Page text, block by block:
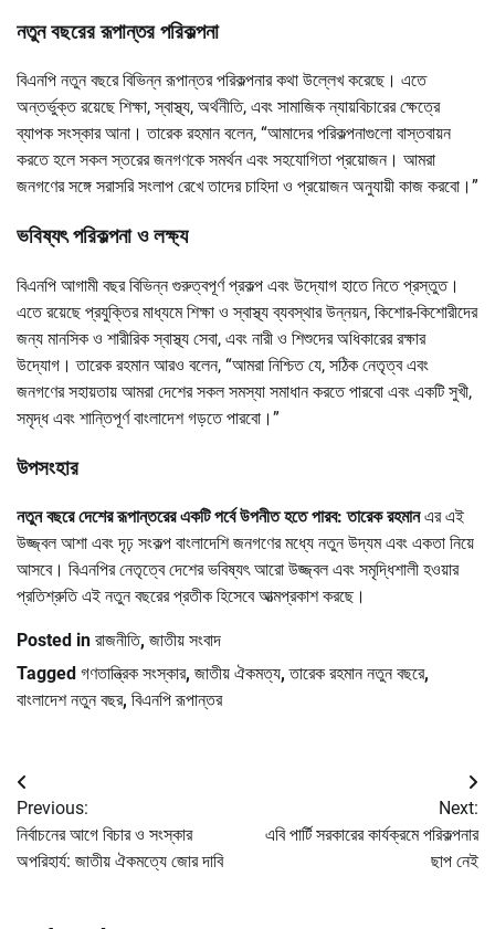
নতুন বছরের রূপান্তর পরিকল্পনা
বিএনপি নতুন বছরে বিভিন্ন রূপান্তর পরিকল্পনার কথা উল্লেখ করেছে। এতে
অন্তর্ভুক্ত রয়েছে শিক্ষা, স্বাস্থ্য, অর্থনীতি, এবং সামাজিক ন্যায়বিচারের ক্ষেত্রে
ব্যাপক সংস্কার আনা। তারেক রহমান বলেন, “আমাদের পরিকল্পনাগুলো বাস্তবায়ন
করতে হলে সকল স্তরের জনগণকে সমর্থন এবং সহযোগিতা প্রয়োজন। আমরা
জনগণের সঙ্গে সরাসরি সংলাপ রেখে তাদের চাহিদা ও প্রয়োজন অনুযায়ী কাজ করবো।”
ভবিষ্যৎ পরিকল্পনা ও লক্ষ্য
বিএনপি আগামী বছর বিভিন্ন গুরুত্বপূর্ণ প্রকল্প এবং উদ্যোগ হাতে নিতে প্রস্তুত।
এতে রয়েছে প্রযুক্তির মাধ্যমে শিক্ষা ও স্বাস্থ্য ব্যবস্থার উন্নয়ন, কিশোর-কিশোরীদের
জন্য মানসিক ও শারীরিক স্বাস্থ্য সেবা, এবং নারী ও শিশুদের অধিকারের রক্ষার
উদ্যোগ। তারেক রহমান আরও বলেন, “আমরা নিশ্চিত যে, সঠিক নেতৃত্ব এবং
জনগণের সহায়তায় আমরা দেশের সকল সমস্যা সমাধান করতে পারবো এবং একটি সুখী,
সমৃদ্ধ এবং শান্তিপূর্ণ বাংলাদেশ গড়তে পারবো।”
উপসংহার
নতুন বছরে দেশের রূপান্তরের একটি পর্বে উপনীত হতে পারব: তারেক রহমানএর এই
উজ্জ্বল আশা এবং দৃঢ় সংকল্প বাংলাদেশি জনগণের মধ্যে নতুন উদ্যম এবং একতা নিয়ে
আসবে। বিএনপির নেতৃত্বে দেশের ভবিষ্যৎ আরো উজ্জ্বল এবং সমৃদ্ধিশালী হওয়ার
প্রতিশ্রুতি এই নতুন বছরের প্রতীক হিসেবে আত্মপ্রকাশ করছে।
Posted in রাজনীতি, জাতীয় সংবাদ
Tagged গণতান্ত্রিক সংস্কার, জাতীয় ঐকমত্য,তারেক রহমান নতুন বছরে,
বাংলাদেশ নতুন বছর, বিএনপি রূপান্তর
Post
navigation
Previous:
নির্বাচনের আগে বিচার ও সংস্কার
অপরিহার্য: জাতীয় ঐকমত্যে জোর দাবি
Next:
এবি পার্টি সরকারের কার্যক্রমে পরিকল্পনার
ছাপ নেই